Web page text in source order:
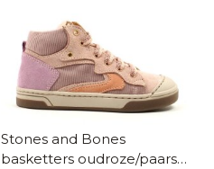
Stones and Bones
basketters oudroze/paars